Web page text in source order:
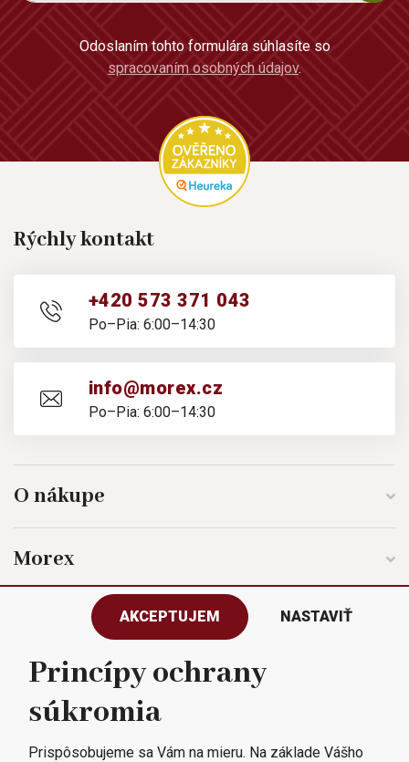
Odoslaním tohto formulára súhlasíte so
spracovaním osobných údajov.
Rýchly kontakt
+420 573 371 043
Po–Pia: 6:00–14:30
info@morex.cz
Po–Pia: 6:00–14:30
O nákupe
Morex
Sledujte nás
Všetky práva vyhradené © 2023
Morex, spol. s r.o.
AKCEPTUJEM NASTAVIŤ
Princípy ochrany
súkromia
Prispôsobujeme sa Vám na mieru. Na základe Vášho